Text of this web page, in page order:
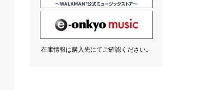
在庫情報は購入先にてご確認ください。